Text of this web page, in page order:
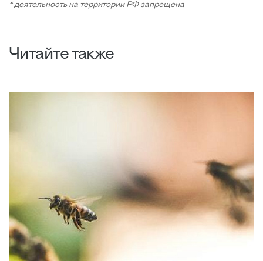
* деятельность на территории РФ запрещена
Читайте также